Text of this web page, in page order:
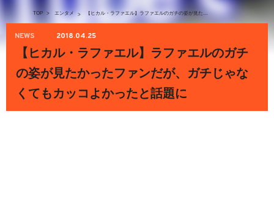
TOP > エンタメ > 【ヒカル・ラファエル】ラファエルのガチの姿が見たかったファンだが、ガチじゃなくてもカッコよかったと話題に
NEWS 2018.04.25
【ヒカル・ラファエル】ラファエルのガチ
の姿が見たかったファンだが、ガチじゃな
くてもカッコよかったと話題に